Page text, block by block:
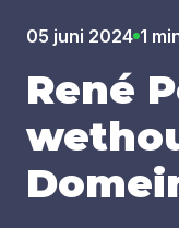
05 juni 2024 1
René